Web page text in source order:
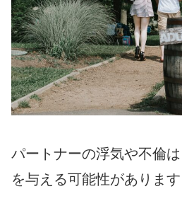
パートナーの浮気や不倫
を与える可能性があります